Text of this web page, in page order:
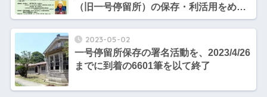
（旧一号停留所）の保存・利活用をめぐ
って』
2023-05-02
一号停留所保存の署名活動を、2023/4/26
までに到着の6601筆を以て終了